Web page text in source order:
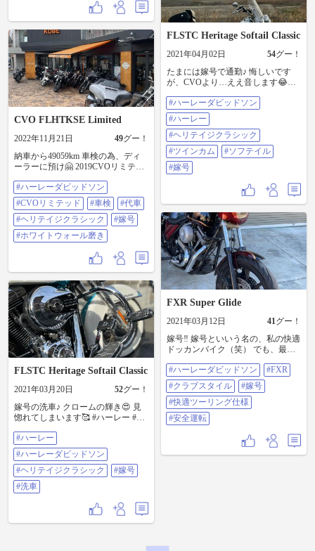
CVO FLHTKSE Limited
2022年11月21日 49グー！
納車から49059km 車検の為、ディ
ーラーに預け🤗 2019CVOリミテッ
リテイジクラシックに活躍しても
らいます🫢 白い方がカッコイイの
で、 ホワイトウォール磨き🥳 #ハ
ーレーダビッドソン #cvoリミテッ
ド #車検 #代車 #ヘリテイジクラシ
ック #嫁号 #ホワイトウォール磨き
#ハーレーダビッドソン
#CVOリミテッド
#車検
#代車
#ヘリテイジクラシック
#嫁号
#ホワイトウォール磨き
FLSTC Heritage Softail Classic
2021年04月02日 54グー！
たまには嫁号で通勤♪ 悔しいです
が、CVOより…ええ音します😂笑
い鼓動のツインカム♪🥰🥰🥰 #ハー
レーダビッドソン #ハーレー #ヘリ
テイジクラシック #ツインカム #ソ
フテイル #嫁号
#ハーレーダビッドソン
#ハーレー
#ヘリテイジクラシック
#ツインカム
#ソフテイル
#嫁号
FLSTC Heritage Softail Classic
2021年03月20日 52グー！
嫁号の洗車♪ クロームの輝き😍 見
惚れてしまいます🥰 #ハーレー #ハ
ラシック #嫁号 #洗車
#ハーレー
#ハーレーダビッドソン
#ヘリテイジクラシック
#嫁号
#洗車
FXR Super Glide
2021年03月12日 41グー！
嫁号‼️ 嫁号といいう名の、私の快適
ドッカンバイク（笑） でも、最近
クテックサス スタビ ハイバー ショ
ーティー サンダーヘッダー エンジ
ン秘密チューン オーリンズ Tバッ
クシェイプ フルペン 1？0巡航出来
ます。 1日1000キロツーリングもヘ
ッチャラ 快適過ぎて、暇で眠くな
ソン #FXR #クラブスタイル #嫁号
#ハーレーダビッドソン
#FXR
#クラブスタイル
#嫁号
#快適ツーリング仕様
#安全運転